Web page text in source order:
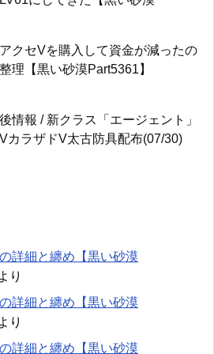
クセVを購入して資金が減ったの
理【黒い砂漠Part5361】
情報 / 新クラス「エージェント」
カラザドV太古防具配布(07/30)
詳細と纏め【黒い砂漠
り
詳細と纏め【黒い砂漠
り
詳細と纏め【黒い砂漠